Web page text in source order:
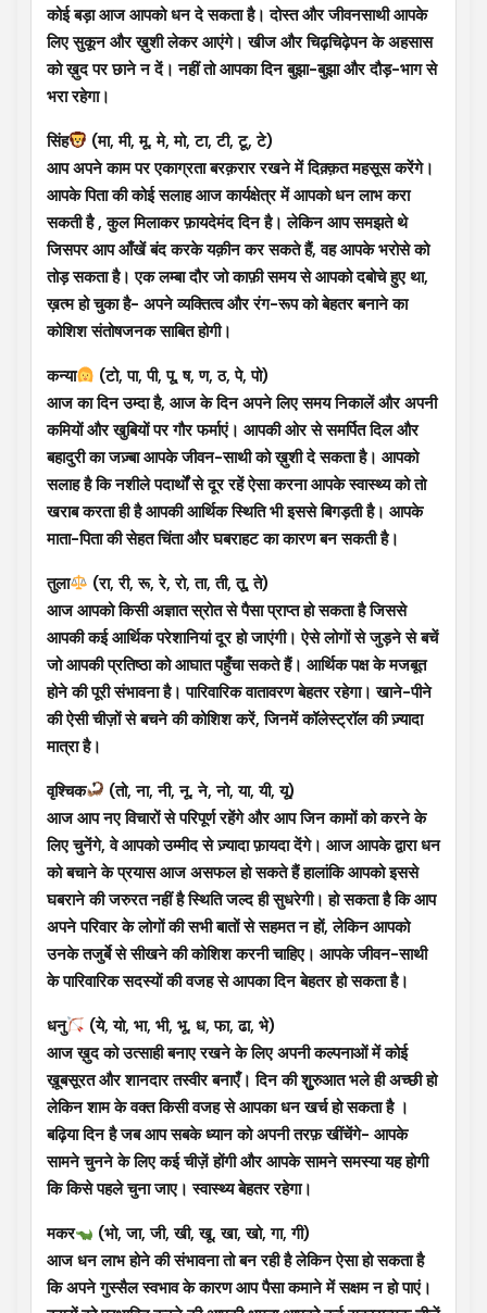
कोई बड़ा आज आपको धन दे सकता है। दोस्त और जीवनसाथी आपके
लिए सुकून और ख़ुशी लेकर आएंगे। खीज और चिढ़चिढ़ेपन के अहसास
को ख़ुद पर छाने न दें। नहीं तो आपका दिन बुझा-बुझा और दौड़-भाग से
भरा रहेगा।
सिंह
(मा, मी, मू, मे, मो, टा, टी, टू, टे)
आप अपने काम पर एकाग्रता बरक़रार रखने में दिक़्क़त महसूस करेंगे।
आपके पिता की कोई सलाह आज कार्यक्षेत्र में आपको धन लाभ करा
सकती है , कुल मिलाकर फ़ायदेमंद दिन है। लेकिन आप समझते थे
जिसपर आप आँखें बंद करके यक़ीन कर सकते हैं, वह आपके भरोसे को
तोड़ सकता है। एक लम्बा दौर जो काफ़ी समय से आपको दबोचे हुए था,
ख़त्म हो चुका है- अपने व्यक्तित्व और रंग-रूप को बेहतर बनाने का
कोशिश संतोषजनक साबित होगी।
कन्या
(टो, पा, पी, पू, ष, ण, ठ, पे, पो)
आज का दिन उम्दा है, आज के दिन अपने लिए समय निकालें और अपनी
कमियों और खुबियों पर गौर फर्माएं। आपकी ओर से समर्पित दिल और
बहादुरी का जज़्बा आपके जीवन-साथी को ख़ुशी दे सकता है। आपको
सलाह है कि नशीले पदार्थों से दूर रहें ऐसा करना आपके स्वास्थ्य को तो
खराब करता ही है आपकी आर्थिक स्थिति भी इससे बिगड़ती है। आपके
माता-पिता की सेहत चिंता और घबराहट का कारण बन सकती है।
तुला
(रा, री, रू, रे, रो, ता, ती, तू, ते)
आज आपको किसी अज्ञात स्रोत से पैसा प्राप्त हो सकता है जिससे
आपकी कई आर्थिक परेशानियां दूर हो जाएंगी। ऐसे लोगों से जुड़ने से बचें
जो आपकी प्रतिष्ठा को आघात पहुँचा सकते हैं। आर्थिक पक्ष के मजबूत
होने की पूरी संभावना है। पारिवारिक वातावरण बेहतर रहेगा। खाने-पीने
की ऐसी चीज़ों से बचने की कोशिश करें, जिनमें कॉलेस्ट्रॉल की ज़्यादा
मात्रा है।
वृश्चिक
(तो, ना, नी, नू, ने, नो, या, यी, यू)
आज आप नए विचारों से परिपूर्ण रहेंगे और आप जिन कामों को करने के
लिए चुनेंगे, वे आपको उम्मीद से ज़्यादा फ़ायदा देंगे। आज आपके द्वारा धन
को बचाने के प्रयास आज असफल हो सकते हैं हालांकि आपको इससे
घबराने की जरुरत नहीं है स्थिति जल्द ही सुधरेगी। हो सकता है कि आप
अपने परिवार के लोगों की सभी बातों से सहमत न हों, लेकिन आपको
उनके तजुर्बे से सीखने की कोशिश करनी चाहिए। आपके जीवन-साथी
के पारिवारिक सदस्यों की वजह से आपका दिन बेहतर हो सकता है।
धनु
(ये, यो, भा, भी, भू, ध, फा, ढा, भे)
आज ख़ुद को उत्साही बनाए रखने के लिए अपनी कल्पनाओं में कोई
ख़ूबसूरत और शानदार तस्वीर बनाएँ। दिन की शुुरुआत भले ही अच्छी हो
लेकिन शाम के वक्त किसी वजह से आपका धन खर्च हो सकता है ।
बढ़िया दिन है जब आप सबके ध्यान को अपनी तरफ़ खींचेंगे- आपके
सामने चुनने के लिए कई चीज़ें होंगी और आपके सामने समस्या यह होगी
कि किसे पहले चुना जाए। स्वास्थ्य बेहतर रहेगा।
मकर
(भो, जा, जी, खी, खू, खा, खो, गा, गी)
आज धन लाभ होने की संभावना तो बन रही है लेकिन ऐसा हो सकता है
कि अपने गुस्सैल स्वभाव के कारण आप पैसा कमाने में सक्षम न हो पाएं।